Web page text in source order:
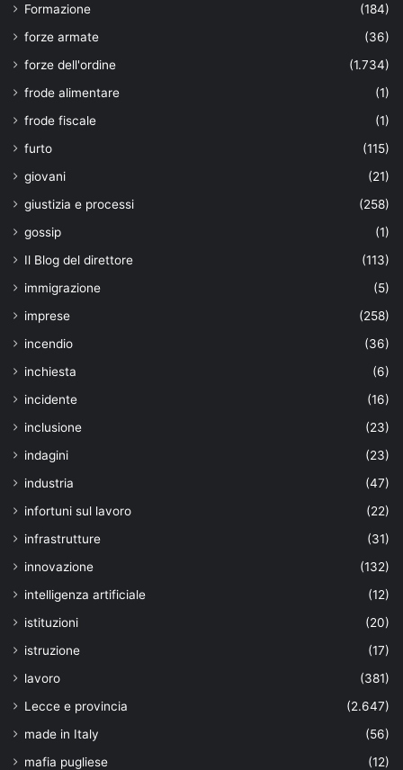
Formazione
(184)
forze armate
(36)
forze dell'ordine
(1.734)
frode alimentare
(1)
frode fiscale
(1)
furto
(115)
giovani
(21)
giustizia e processi
(258)
gossip
(1)
Il Blog del direttore
(113)
immigrazione
(5)
imprese
(258)
incendio
(36)
inchiesta
(6)
incidente
(16)
inclusione
(23)
indagini
(23)
industria
(47)
infortuni sul lavoro
(22)
infrastrutture
(31)
innovazione
(132)
intelligenza artificiale
(12)
istituzioni
(20)
istruzione
(17)
lavoro
(381)
Lecce e provincia
(2.647)
made in Italy
(56)
mafia pugliese
(12)